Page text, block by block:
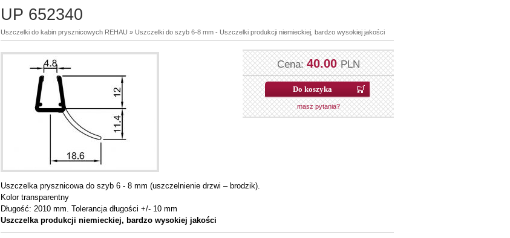
UP 652340
Uszczelki do kabin prysznicowych REHAU » Uszczelki do szyb 6-8 mm - Uszczelki produkcji niemieckiej, bardzo wysokiej jakości
Cena: 40.00 PLN
masz pytania?
Uszczelka prysznicowa do szyb 6 - 8 mm (uszczelnienie drzwi – brodzik).
Kolor transparentny
Długość: 2010 mm. Tolerancja długości +/- 10 mm
Uszczelka produkcji niemieckiej, bardzo wysokiej jakości